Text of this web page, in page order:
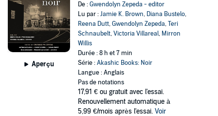
Aperçu
De :Gwendolyn Zepeda - editor
Lu par :Jamie K. Brown, Diana Bustelo,
Reena Dutt,Gwendolyn Zepeda,Teri
Schnaubelt,Victoria Villareal, Mirron
Willis
Durée : 8 h et 7 min
Série :Akashic Books: Noir
Langue : Anglais
Pas de notations
17,91 € ou gratuit avec l'essai.
Renouvellement automatique à
5,99 €/mois après l'essai. Voir